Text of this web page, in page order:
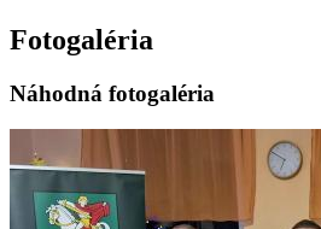
Fotogaléria
Náhodná fotogaléria